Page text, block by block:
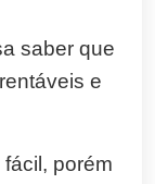
saber que
e
porém